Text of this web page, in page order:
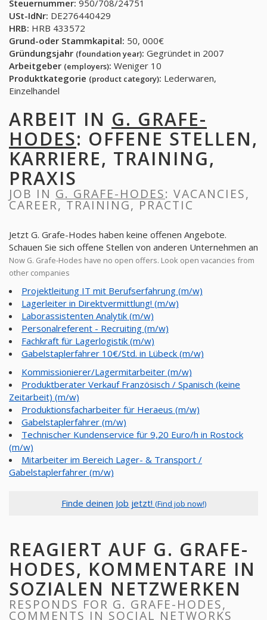
Steuernummer: 950/708/24751
USt-IdNr: DE276440429
HRB: HRB 433572
Grund-oder Stammkapital: 50, 000€
Gründungsjahr (foundation year): Gegründet in 2007
Arbeitgeber (employers): Weniger 10
Produktkategorie (product category): Lederwaren,
Einzelhandel
ARBEIT IN G. GRAFE-
HODES: OFFENE STELLEN,
KARRIERE, TRAINING,
PRAXIS
JOB IN G. GRAFE-HODES: VACANCIES,
CAREER, TRAINING, PRACTIC
Jetzt G. Grafe-Hodes haben keine offenen Angebote.
Schauen Sie sich offene Stellen von anderen Unternehmen an
Now G. Grafe-Hodes have no open offers. Look open vacancies from
other companies
Projektleitung IT mit Berufserfahrung (m/w)
Lagerleiter in Direktvermittlung! (m/w)
Laborassistenten Analytik (m/w)
Personalreferent - Recruiting (m/w)
Fachkraft für Lagerlogistik (m/w)
Gabelstaplerfahrer 10€/Std. in Lübeck (m/w)
Kommissionierer/Lagermitarbeiter (m/w)
Produktberater Verkauf Französisch / Spanisch (keine
Zeitarbeit) (m/w)
Produktionsfacharbeiter für Heraeus (m/w)
Gabelstaplerfahrer (m/w)
Technischer Kundenservice für 9,20 Euro/h in Rostock
(m/w)
Mitarbeiter im Bereich Lager- & Transport /
Gabelstaplerfahrer (m/w)
Finde deinen Job jetzt! (Find job now!)
REAGIERT AUF G. GRAFE-
HODES, KOMMENTARE IN
SOZIALEN NETZWERKEN
RESPONDS FOR G. GRAFE-HODES,
COMMENTS IN SOCIAL NETWORKS